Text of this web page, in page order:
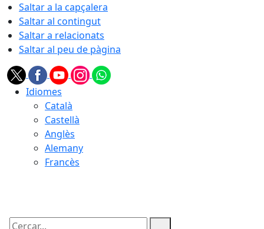
Saltar a la capçalera
Saltar al contingut
Saltar a relacionats
Saltar al peu de pàgina
Idiomes
Català
Castellà
Anglès
Alemany
Francès